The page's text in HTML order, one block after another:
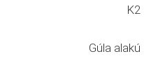
K2
Gúla alakú